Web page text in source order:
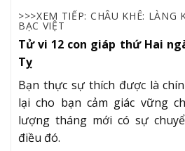
>>>XEM TIẾP: CHÂU KHÊ: LÀNG
BẠC VIỆT
Tử vi 12 con giáp thứ Hai
Tỵ
Bạn thực sự thích được là
lại cho bạn cảm giác vững
lượng tháng mới có sự
điều đó.